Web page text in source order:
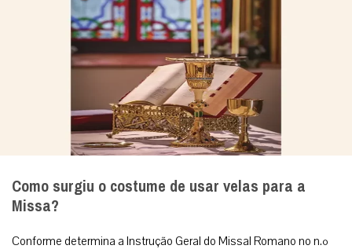
Cardeal Sarah alerta: sinodalidade e paganismo
causam erosão da Igreja por dentro
Sinodalidade sem limites suficientemente definidos, abertura a
com a tradição ...
08 / Aug |